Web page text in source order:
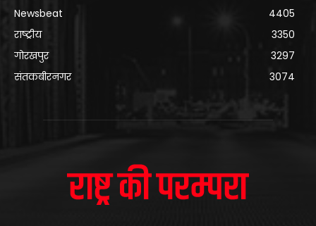
Newsbeat
4405
राष्ट्रीय
3350
गोरखपुर
3297
संतकबीरनगर
3074